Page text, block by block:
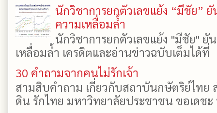
นักวิชาการยกตัวเลขแย้ง “มีชัย”
ความเหลื่อมล้ำ
นักวิชาการยกตัวเลขแย้ง "มีชัย"
เหลื่อมล้ำ เครดิตและอ่านข่าวฉบับเต็มได้
30 คำถามจากคนไม่รักเจ้า
สามสิบคำถาม เกี่ยวกับสถาบันกษัตริย์ไทย
ดิน รักไทย มหาวิทยาลัยประชาชน ขอเดช